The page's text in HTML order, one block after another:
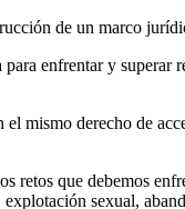
de un marco
enfrentar y
mismo derecho de
que debemos
sexual,